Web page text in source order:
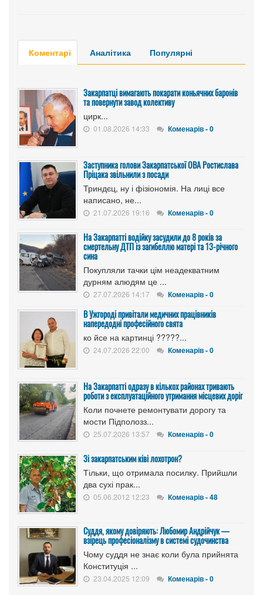
Коментарі Аналітика Популярні
Закарпатці вимагають покарати коньячних баронів
та повернути завод колективу
цирк...
01.08.2026 14:33 Коменарів - 0
Заступника голови Закарпатської ОВА Ростислава
Пріцака звільнили з посади
Триндєц, ну і фізіономія. На лиці все
написано, не...
21.07.2026 19:16 Коменарів - 0
На Закарпатті водійку засудили до 8 років за
смертельну ДТП із загибеллю матері та 13-річного
сина
Покупляли тачки цім неадекватним
дурням алюдям це ...
27.07.2026 14:17 Коменарів - 0
В Ужгороді привітали медичних працівників
напередодні професійного свята
ко йсе на картинці ?????...
24.07.2026 22:00 Коменарів - 0
На Закарпатті одразу в кількох районах тривають
роботи з експлуатаційного утримання місцевих доріг
Коли почнете ремонтувати дорогу та
мости Підполозз...
25.07.2026 13:57 Коменарів - 0
Зі закарпатським ківі лохотрон?
Тільки, що отримала посилку. Прийшли
два сухі прак...
05.06.2012 12:23 Коменарів - 48
Суддя, якому довіряють: Любомир Андрійчук —
взірець професіоналізму в системі судочинства
Чому суддя не знає коли була прийнята
Конституція ...
23.04.2025 12:09 Коменарів - 0